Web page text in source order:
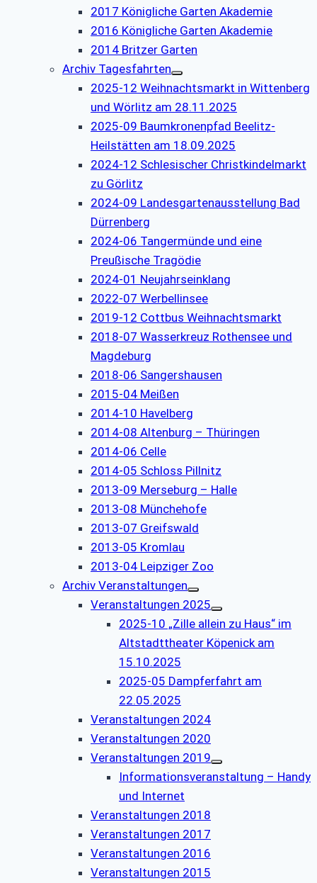
2017 Königliche Garten Akademie
2016 Königliche Garten Akademie
2014 Britzer Garten
Archiv Tagesfahrten
2025-12 Weihnachtsmarkt in Wittenberg
und Wörlitz am 28.11.2025
2025-09 Baumkronenpfad Beelitz-
Heilstätten am 18.09.2025
2024-12 Schlesischer Christkindelmarkt
zu Görlitz
2024-09 Landesgartenausstellung Bad
Dürrenberg
2024-06 Tangermünde und eine
Preußische Tragödie
2024-01 Neujahrseinklang
2022-07 Werbellinsee
2019-12 Cottbus Weihnachtsmarkt
2018-07 Wasserkreuz Rothensee und
Magdeburg
2018-06 Sangershausen
2015-04 Meißen
2014-10 Havelberg
2014-08 Altenburg – Thüringen
2014-06 Celle
2014-05 Schloss Pillnitz
2013-09 Merseburg – Halle
2013-08 Münchehofe
2013-07 Greifswald
2013-05 Kromlau
2013-04 Leipziger Zoo
Archiv Veranstaltungen
Veranstaltungen 2025
2025-10 „Zille allein zu Haus“ im
Altstadttheater Köpenick am
15.10.2025
2025-05 Dampferfahrt am
22.05.2025
Veranstaltungen 2024
Veranstaltungen 2020
Veranstaltungen 2019
Informationsveranstaltung – Handy
und Internet
Veranstaltungen 2018
Veranstaltungen 2017
Veranstaltungen 2016
Veranstaltungen 2015